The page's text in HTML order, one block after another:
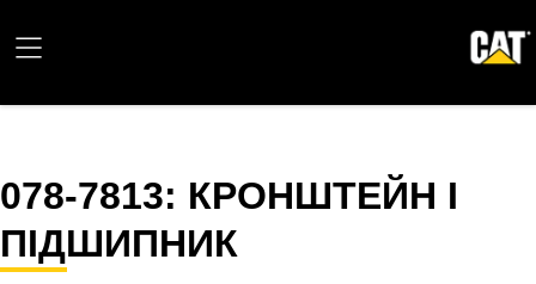
078-7813: КРОНШТЕЙН І
ПІДШИПНИК